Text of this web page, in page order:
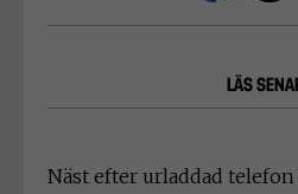
LÄS
Näst efter urladdad